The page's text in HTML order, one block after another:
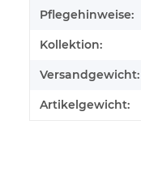
Pflegehinweise:
Kollektion:
Versandgewicht:
Artikelgewicht: